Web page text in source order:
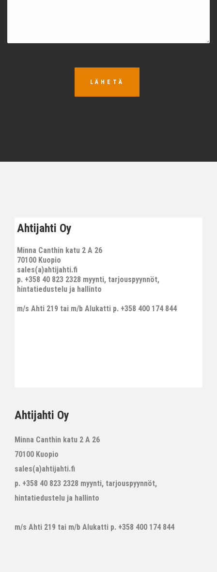
LÄHETÄ
Ahtijahti Oy
Minna Canthin katu 2 A 26
70100 Kuopio
sales(a)ahtijahti.fi
p. +358 40 823 2328 myynti, tarjouspyynnöt,
hintatiedustelu ja hallinto
m/s Ahti 219 tai m/b Alukatti p. +358 400 174 844
Ahtijahti Oy
Minna Canthin katu 2 A 26
70100 Kuopio
sales(a)ahtijahti.fi
p. +358 40 823 2328 myynti, tarjouspyynnöt,
hintatiedustelu ja hallinto
m/s Ahti 219 tai m/b Alukatti p. +358 400 174 844